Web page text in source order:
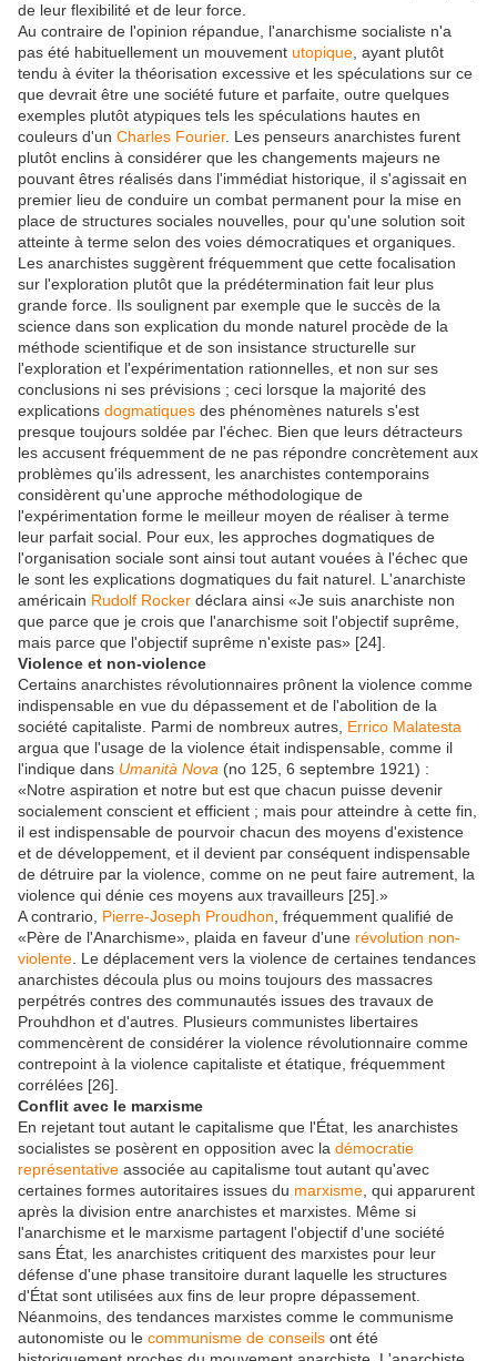
de leur flexibilité et de leur force.
Au contraire de l'opinion répandue, l'anarchisme socialiste n'a
pas été habituellement un mouvement utopique , ayant plutôt
tendu à éviter la théorisation excessive et les spéculations sur ce
que devrait être une société future et parfaite, outre quelques
exemples plutôt atypiques tels les spéculations hautes en
couleurs d'un Charles Fourier. Les penseurs anarchistes furent
plutôt enclins à considérer que les changements majeurs ne
pouvant êtres réalisés dans l'immédiat historique, il s'agissait en
premier lieu de conduire un combat permanent pour la mise en
place de structures sociales nouvelles, pour qu'une solution soit
atteinte à terme selon des voies démocratiques et organiques.
Les anarchistes suggèrent fréquemment que cette focalisation
sur l'exploration plutôt que la prédétermination fait leur plus
grande force. Ils soulignent par exemple que le succès de la
science dans son explication du monde naturel procède de la
méthode scientifique et de son insistance structurelle sur
l'exploration et l'expérimentation rationnelles, et non sur ses
conclusions ni ses prévisions ; ceci lorsque la majorité des
explications dogmatiques des phénomènes naturels s'est
presque toujours soldée par l'échec. Bien que leurs détracteurs
les accusent fréquemment de ne pas répondre concrètement aux
problèmes qu'ils adressent, les anarchistes contemporains
considèrent qu'une approche méthodologique de
l'expérimentation forme le meilleur moyen de réaliser à terme
leur parfait social. Pour eux, les approches dogmatiques de
l'organisation sociale sont ainsi tout autant vouées à l'échec que
le sont les explications dogmatiques du fait naturel. L'anarchiste
américain Rudolf Rocker déclara ainsi «Je suis anarchiste non
que parce que je crois que l'anarchisme soit l'objectif suprême,
mais parce que l'objectif suprême n'existe pas» [24].
Violence et non-violence
Certains anarchistes révolutionnaires prônent la violence comme
indispensable en vue du dépassement et de l'abolition de la
société capitaliste. Parmi de nombreux autres, Errico Malatesta
argua que l'usage de la violence était indispensable, comme il
l'indique dans Umanità Nova (no 125, 6 septembre 1921) :
«Notre aspiration et notre but est que chacun puisse devenir
socialement conscient et efficient ; mais pour atteindre à cette fin,
il est indispensable de pourvoir chacun des moyens d'existence
et de développement, et il devient par conséquent indispensable
de détruire par la violence, comme on ne peut faire autrement, la
violence qui dénie ces moyens aux travailleurs [25].»
A contrario, Pierre-Joseph Proudhon , fréquemment qualifié de
«Père de l'Anarchisme», plaida en faveur d'une révolution non-
violente . Le déplacement vers la violence de certaines tendances
anarchistes découla plus ou moins toujours des massacres
perpétrés contres des communautés issues des travaux de
Prouhdhon et d'autres. Plusieurs communistes libertaires
commencèrent de considérer la violence révolutionnaire comme
contrepoint à la violence capitaliste et étatique, fréquemment
corrélées [26].
Conflit avec le marxisme
En rejetant tout autant le capitalisme que l'État, les anarchistes
socialistes se posèrent en opposition avec la démocratie
représentative associée au capitalisme tout autant qu'avec
certaines formes autoritaires issues du marxisme , qui apparurent
après la division entre anarchistes et marxistes. Même si
l'anarchisme et le marxisme partagent l'objectif d'une société
sans État, les anarchistes critiquent des marxistes pour leur
défense d'une phase transitoire durant laquelle les structures
d'État sont utilisées aux fins de leur propre dépassement.
Néanmoins, des tendances marxistes comme le communisme
autonomiste ou le communisme de conseils ont été